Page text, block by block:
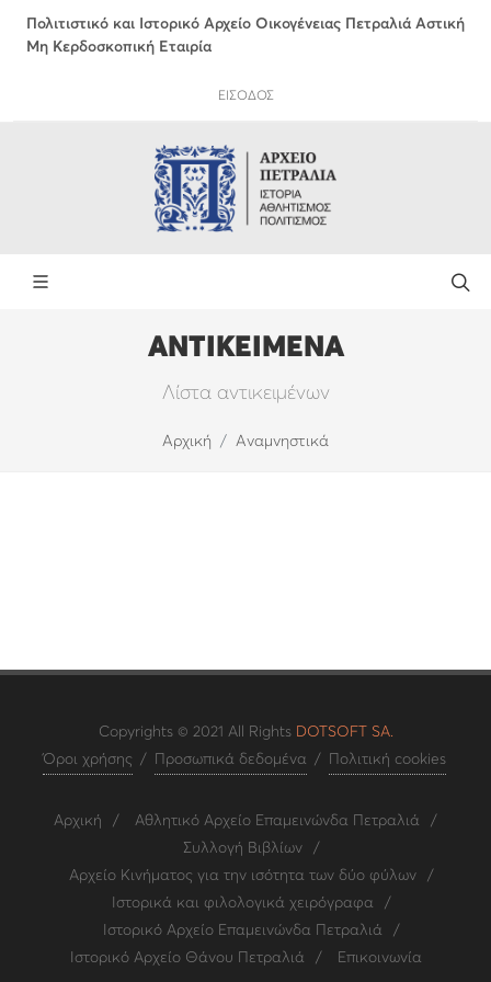
Πολιτιστικό και Ιστορικό Αρχείο Οικογένειας Πετραλιά Αστική
Μη Κερδοσκοπική Εταιρία
ΕΙΣΟΔΟΣ
ΑΝΤΙΚΕΙΜΕΝΑ
Λίστα αντικειμένων
Αρχική Αναμνηστικά
Copyrights © 2021 All Rights DOTSOFT SA.
Όροι χρήσης / Προσωπικά δεδομένα / Πολιτική cookies
Αρχική / Αθλητικό Αρχείο Επαμεινώνδα Πετραλιά
/
Συλλογή Βιβλίων
/
Αρχείο Κινήματος για την ισότητα των δύο φύλων
/
Ιστορικά και φιλολογικά χειρόγραφα
/
Ιστορικό Αρχείο Επαμεινώνδα Πετραλιά
/
Ιστορικό Αρχείο Θάνου Πετραλιά
/ Επικοινωνία